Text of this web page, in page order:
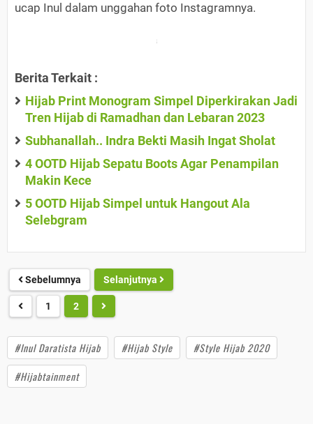
ucap Inul dalam unggahan foto Instagramnya.
Berita Terkait :
Hijab Print Monogram Simpel Diperkirakan Jadi
Tren Hijab di Ramadhan dan Lebaran 2023
Subhanallah.. Indra Bekti Masih Ingat Sholat
4 OOTD Hijab Sepatu Boots Agar Penampilan
Makin Kece
5 OOTD Hijab Simpel untuk Hangout Ala
Selebgram
Sebelumnya Selanjutnya
1 2
#Inul Daratista Hijab #Hijab Style
#Style Hijab 2020
#Hijabtainment